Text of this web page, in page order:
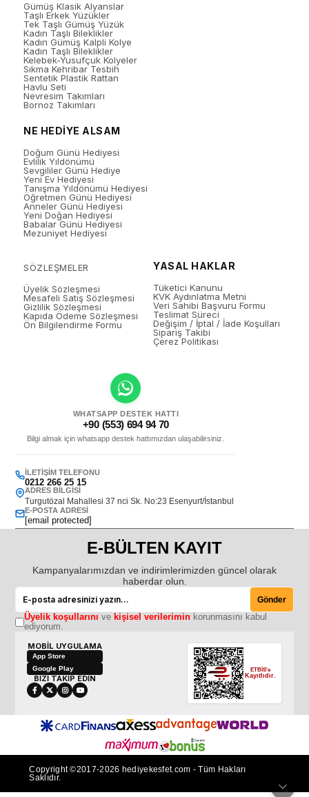
Gümüş Klasik Alyanslar
Taşlı Erkek Yüzükler
Tek Taşlı Gümüş Yüzük
Kadın Taşlı Bileklikler
Kadın Gümüş Kalpli Kolye
Kadın Taşlı Bileklikler
Kelebek-Yusufçuk Kolyeler
Sıkma Kehribar Tesbih
Sentetik Plastik Rattan
Havlu Seti
Nevresim Takımları
Bornoz Takımları
NE HEDİYE ALSAM
Doğum Günü Hediyesi
Evlilik Yıldönümü
Sevgililer Günü Hediye
Yeni Ev Hediyesi
Tanışma Yıldönümü Hediyesi
Öğretmen Günü Hediyesi
Anneler Günü Hediyesi
Yeni Doğan Hediyesi
Babalar Günü Hediyesi
Mezuniyet Hediyesi
SÖZLEŞMELER
Üyelik Sözleşmesi
Mesafeli Satış Sözleşmesi
Gizlilik Sözleşmesi
Kapıda Ödeme Sözleşmesi
Ön Bilgilendirme Formu
YASAL HAKLAR
Tüketici Kanunu
KVK Aydınlatma Metni
Veri Sahibi Başvuru Formu
Teslimat Süreci
Değişim / İptal / İade Koşulları
Sipariş Takibi
Çerez Politikası
WHATSAPP DESTEK HATTI
+90 (553) 694 94 70
Bilgi almak için whatsapp destek hattımızdan ulaşabilirsiniz.
İLETIŞIM TELEFONU
0212 266 25 15
ADRES BILGISI
Turgutözal Mahallesi 37 nci Sk. No:23 Esenyurt/İstanbul
E-POSTA ADRESI
[email protected]
E-BÜLTEN KAYIT
Kampanyalarımızdan ve indirimlerimizden güncel olarak
haberdar olun.
Gönder
Üyelik koşullarını ve kişisel verileriminkorunmasını kabul
ediyorum.
MOBİL UYGULAMA
App Store
Google Play
BİZİ TAKİP EDİN
ETBİS'e
Kayıtlıdır.
Copyright ©2017-2026 hediyekesfet.com - Tüm Hakları
Saklıdır.